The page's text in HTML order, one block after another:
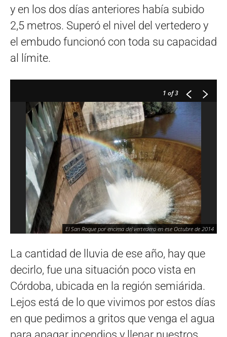
y en los dos días anteriores había subido
2,5 metros. Superó el nivel del vertedero y
el embudo funcionó con toda su capacidad
al límite.
1 of 3
El San Roque por encima del vertedero en ese Octubre de 2014
La cantidad de lluvia de ese año, hay que
decirlo, fue una situación poco vista en
Córdoba, ubicada en la región semiárida.
Lejos está de lo que vivimos por estos días
en que pedimos a gritos que venga el agua
para apagar incendios y llenar nuestros